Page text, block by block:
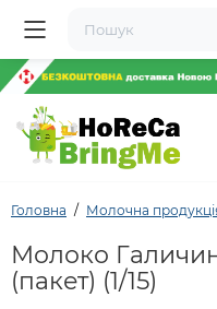
Головна Молочна
Молоко
(пакет) (1/15)